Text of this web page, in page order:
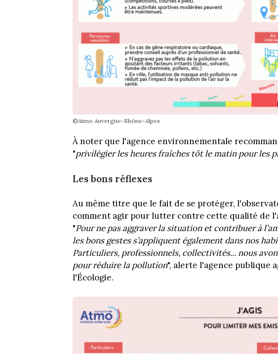
©Atmo Auvergne-Rhône-Alpes
À noter que l'agence environnementale
"privilégier les heures fraîches tôt le matin pour les
Les bons réflexes
Au même titre que le fait de se protéger,
comment agir pour lutter contre cette qualité de
"Pour ne pas aggraver la situation et contribuer à
les bons gestes s’appliquent également dans nos
Particuliers, professionnels, collectivités... nous
pour réduire la pollution", alerte l'agence publique
l'Écologie.